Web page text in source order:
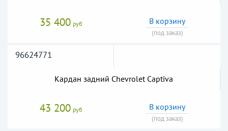
35 400 руб В корзину
(под заказ)
96624771
Кардан задний Chevrolet Captiva
43 200 руб В корзину
(под заказ)